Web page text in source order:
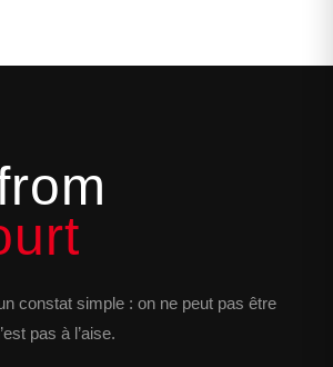
constat simple : on ne peut pas être
pas à l’aise.